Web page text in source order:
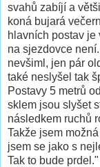
svahů zabíjí a
koná bujará
hlavních postav
na sjezdovce
nevšiml, jen pár
také neslyšel tak
Postavy 5 metrů
sklem jsou slyšet
následkem ruchů
Takže jsem
jsem se jako s
Tak to bude prdel."